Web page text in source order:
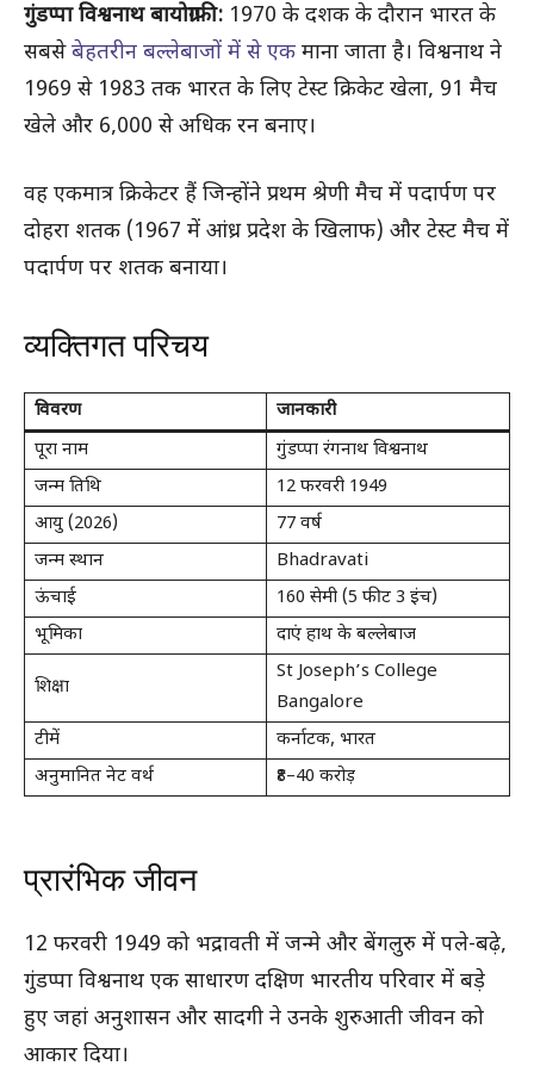
गुंडप्पा विश्वनाथ बायोग्राफी: 1970 के दशक के दौरान भारत के
सबसेबेहतरीन बल्लेबाजों में से एक माना जाता है। विश्वनाथ ने
1969 से 1983 तक भारत के लिए टेस्ट क्रिकेट खेला, 91 मैच
खेले और 6,000 से अधिक रन बनाए।
वह एकमात्र क्रिकेटर हैं जिन्होंने प्रथम श्रेणी मैच में पदार्पण पर
दोहरा शतक (1967 में आंध्र प्रदेश के खिलाफ) और टेस्ट मैच में
पदार्पण पर शतक बनाया।
व्यक्तिगत परिचय
विवरण
जानकारी
पूरा नाम
गुंडप्पा रंगनाथ विश्वनाथ
जन्म तिथि
12 फरवरी 1949
आयु (2026)
77 वर्ष
जन्म स्थान
Bhadravati
ऊंचाई
160 सेमी (5 फीट 3 इंच)
भूमिका
दाएं हाथ के बल्लेबाज
शिक्षा
St Joseph’s College
Bangalore
टीमें
कर्नाटक, भारत
अनुमानित नेट वर्थ
₹8–40 करोड़
प्रारंभिक जीवन
12 फरवरी 1949 को भद्रावती में जन्मे और बेंगलुरु में पले-बढ़े,
गुंडप्पा विश्वनाथ एक साधारण दक्षिण भारतीय परिवार में बड़े
हुए जहां अनुशासन और सादगी ने उनके शुरुआती जीवन को
आकार दिया।